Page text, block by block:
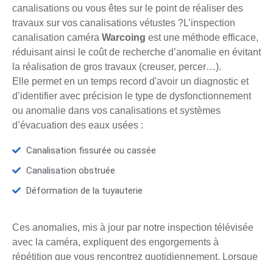
canalisations ou vous êtes sur le point de réaliser des
travaux sur vos canalisations vétustes ?L’inspection
canalisation caméra Warcoing est une méthode efficace,
réduisant ainsi le coût de recherche d’anomalie en évitant
la réalisation de gros travaux (creuser, percer…).
Elle permet en un temps record d'avoir un diagnostic et
d’identifier avec précision le type de dysfonctionnement
ou anomalie dans vos canalisations et systèmes
d’évacuation des eaux usées :
Canalisation fissurée ou cassée
Canalisation obstruée
Déformation de la tuyauterie
Ces anomalies, mis à jour par notre inspection télévisée
avec la caméra, expliquent des engorgements à
répétition que vous rencontrez quotidiennement. Lorsque